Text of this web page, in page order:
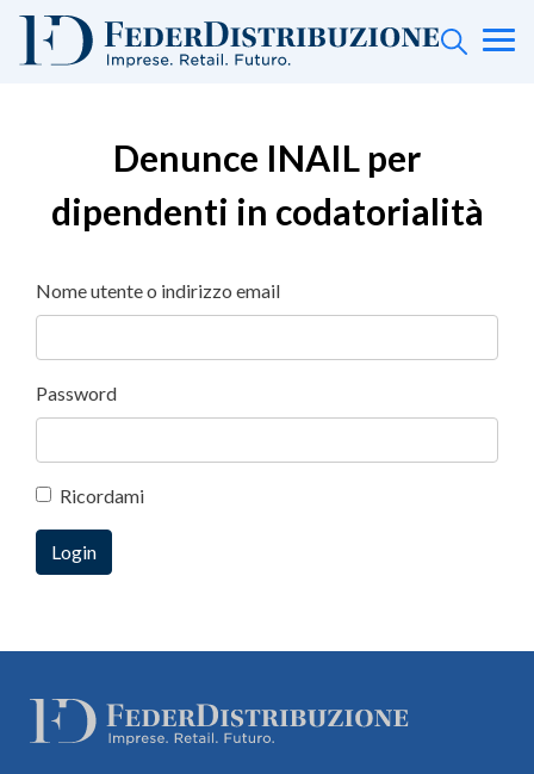
Denunce INAIL per
dipendenti in codatorialità
Nome utente o indirizzo email
Password
Ricordami